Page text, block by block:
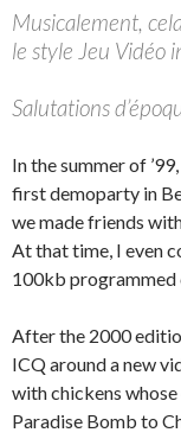
Musicalement,
le style Jeu Vidéo
Salutations
In the summer of
first demoparty in
we made friends
At that time, I even
100kb programmed
After the 2000
ICQ around a new
with chickens
Paradise Bomb to